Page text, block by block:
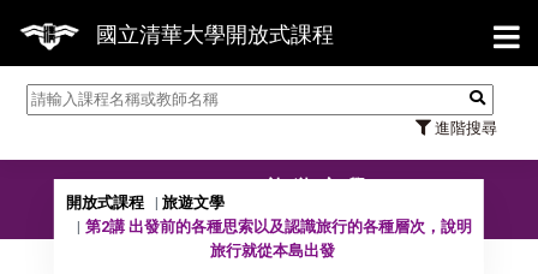
國立清華大學開放式課程
進階搜尋
【
10502 旅遊文學
開放式課程
旅遊文學
第2講 出發前的各種思索以及認識旅行的各種層次，說明
旅行就從本島出發